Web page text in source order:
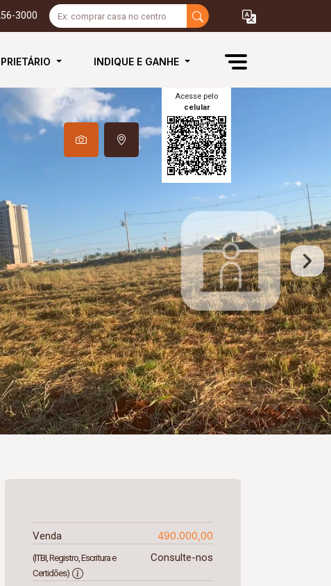
3000
INDIQUE E GANHE
Acesse pelo
celular
Venda 490.000,00
(ITBI, Registro, Escritura e
Certidões)
Consulte-nos